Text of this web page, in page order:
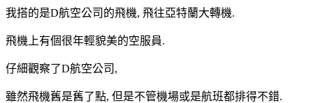
我搭的是D航空公司的飛機, 飛往亞特蘭大轉機.
飛機上有個很年輕貌美的空服員.
仔細觀察了D航空公司,
雖然飛機舊是舊了點, 但是不管機場或是航班都排得不錯.